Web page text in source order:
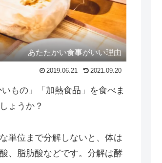
あたたかい食事がいい理由
2019.06.21 2021.09.20
もの」「加熱食品」を食べま
ょうか？
単位まで分解しないと、体は
、脂肪酸などです。分解は酵